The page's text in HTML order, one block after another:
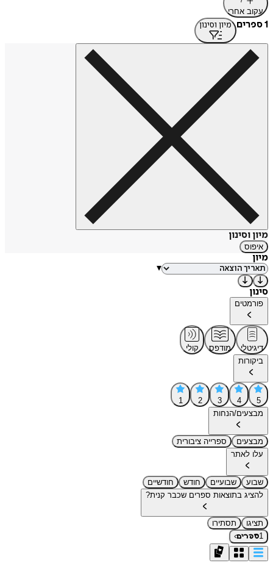
עקוב אחרי
1 ספרים מיון וסינון
מיון וסינון
איפוס
מיון
▾
סינון
פורמטים
דיגיטלי מודפס
קולי
ביקורות
5
4
3
2
1
מבצעים/הנחות
מבצעים
ספרייה ציבורית
עלו לאתר
שבוע שבועיים חודש
חודשיים
להציג בתוצאות ספרים שכבר קנית?
תציגו
תסתירו
1ספרים›